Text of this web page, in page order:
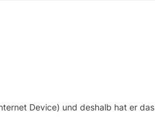
Device) und deshalb hat er das